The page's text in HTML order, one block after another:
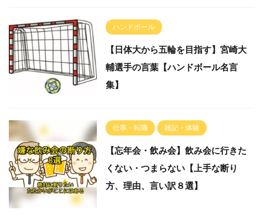
ハンドボール
【日体大から五輪を目指す】宮崎大
輔選手の言葉【ハンドボール名言
集】
仕事・転職 雑記・体験
【忘年会・飲み会】飲み会に行きた
くない・つまらない【上手な断り
方、理由、言い訳８選】